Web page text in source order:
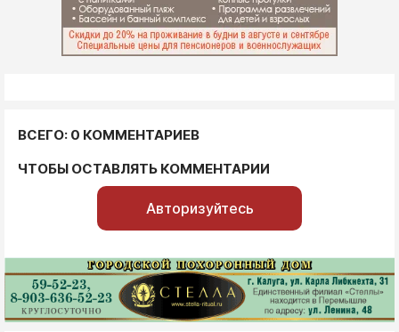
ВСЕГО: 0 КОММЕНТАРИЕВ
ЧТОБЫ ОСТАВЛЯТЬ КОММЕНТАРИИ
Авторизуйтесь